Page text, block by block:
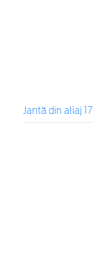
Jantă din aliaj